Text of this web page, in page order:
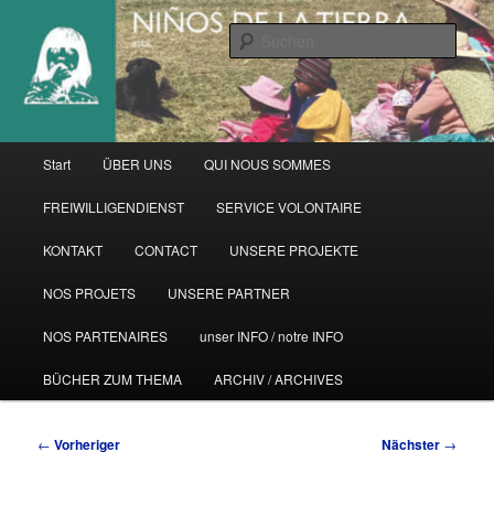
primären
Inhalt
springen
Start ÜBER UNS QUI NOUS SOMMES
FREIWILLIGENDIENST SERVICE VOLONTAIRE
KONTAKT CONTACT UNSERE PROJEKTE
NOS PROJETS UNSERE PARTNER
NOS PARTENAIRES unser INFO / notre INFO
BÜCHER ZUM THEMA ARCHIV / ARCHIVES
Beitragsnavigation
← Vorheriger Nächster →